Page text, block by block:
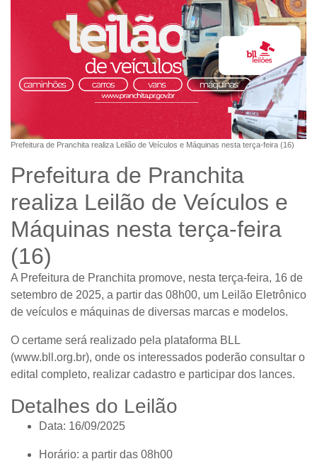
Prefeitura de Pranchita realiza Leilão de Veículos e Máquinas nesta terça-feira (16)
Prefeitura de Pranchita
realiza Leilão de Veículos e
Máquinas nesta terça-feira
(16)
A Prefeitura de Pranchita promove, nesta terça-feira, 16 de
setembro de 2025, a partir das 08h00, um Leilão Eletrônico
de veículos e máquinas de diversas marcas e modelos.
O certame será realizado pela plataforma BLL
(www.bll.org.br), onde os interessados poderão consultar o
edital completo, realizar cadastro e participar dos lances.
Detalhes do Leilão
Data: 16/09/2025
Horário: a partir das 08h00